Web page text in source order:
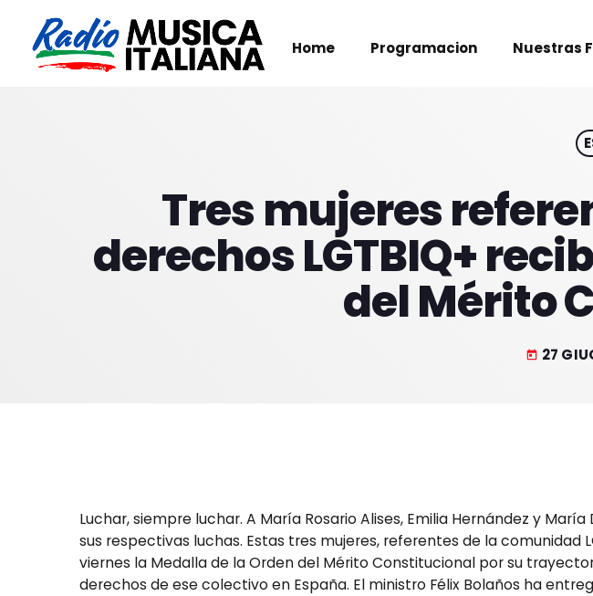
Home Programacion Nuestras
Tres mujeres
derechos LGTBIQ+
del Mérito
today 27
Luchar, siempre luchar. A María Rosario Alises, Emilia Hernández y
sus respectivas luchas. Estas tres mujeres, referentes de la comunidad
viernes la Medalla de la Orden del Mérito Constitucional por su
derechos de ese colectivo en España. El ministro Félix Bolaños ha